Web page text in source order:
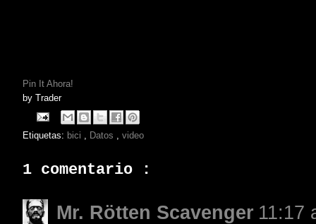
Pin It Ahora!
by Trader
Etiquetas: bici Datos video
1 comentario :
Mr. Rötten Scavenger 11:17